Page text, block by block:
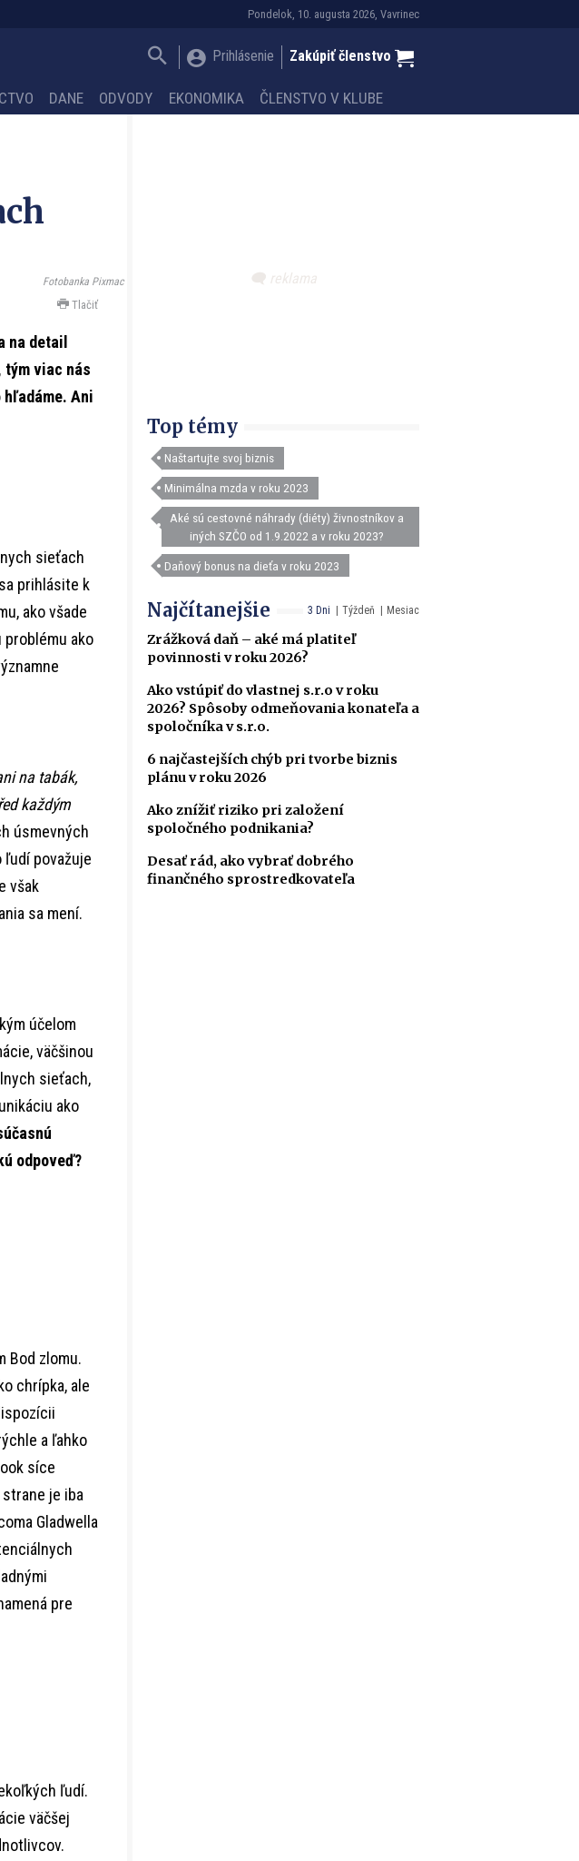
Pondelok, 10. augusta 2026, Vavrinec
Prihlásenie Zakúpiť členstvo
DANE ODVODY EKONOMIKA ČLENSTVO V KLUBE
Fotobanka Pixmac
Tlačiť
na detail
viac nás
Ani
sieťach
prihlásite k
ako všade
problému ako
na tabák,
každým
úsmevných
ľudí považuje
však
sa mení.
účelom
väčšinou
sieťach,
ako
odpoveď?
Bod zlomu.
chrípka, ale
a ľahko
síce
je iba
Gladwella
pre
ľudí.
väčšej
Top témy
Naštartujte svoj biznis
Minimálna mzda v roku 2023
Aké sú cestovné náhrady (diéty) živnostníkov a
iných SZČO od 1.9.2022 a v roku 2023?
Daňový bonus na dieťa v roku 2023
3 Dni Týždeň Mesiac
Najčítanejšie
Zrážková daň – aké má platiteľ
povinnosti v roku 2026?
Ako vstúpiť do vlastnej s.r.o v roku
2026? Spôsoby odmeňovania konateľa a
spoločníka v s.r.o.
6 najčastejších chýb pri tvorbe biznis
plánu v roku 2026
Ako znížiť riziko pri založení
spoločného podnikania?
Desať rád, ako vybrať dobrého
finančného sprostredkovateľa